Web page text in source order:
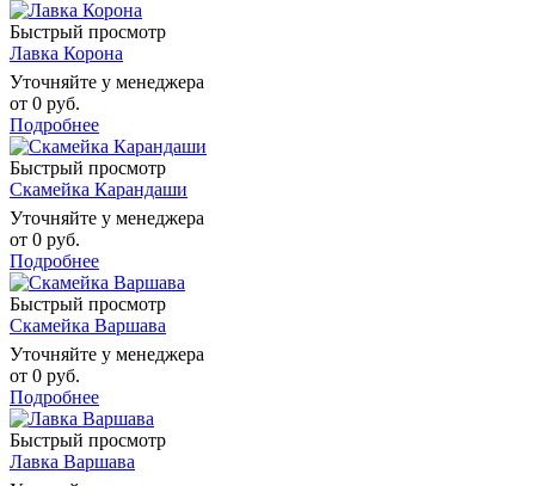
Быстрый просмотр
Лавка Корона
Уточняйте у менеджера
от 0 руб.
Подробнее
Быстрый просмотр
Скамейка Карандаши
Уточняйте у менеджера
от 0 руб.
Подробнее
Быстрый просмотр
Скамейка Варшава
Уточняйте у менеджера
от 0 руб.
Подробнее
Быстрый просмотр
Лавка Варшава